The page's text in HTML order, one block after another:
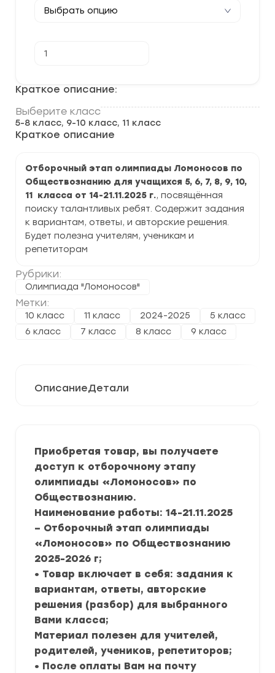
Краткое описание:
Выберите класс
5-8 класс, 9-10 класс, 11 класс
Краткое описание
Отборочный этап олимпиады Ломоносов по
Обществознанию для учащихся 5, 6, 7, 8, 9, 10,
11 класса от 14-21.11.2025 г., посвящённая
поиску талантливых ребят. Содержит задания
к вариантам, ответы, и авторские решения.
Будет полезна учителям, ученикам и
репетиторам
Рубрики:
Олимпиада "Ломоносов"
Метки:
10 класс 11 класс 2024-2025
5 класс
6 класс
7 класс 8 класс 9 класс
товара
Отборочный
этап
олимпиады
“Ломоносов”
по
Обществознанию
ответы
ОписаниеДетали
Приобретая товар, вы получаете
доступ к отборочному этапу
олимпиады «Ломоносов» по
Обществознанию.
Наименование работы: 14-21.11.2025
– Отборочный этап олимпиады
«Ломоносов» по Обществознанию
2025-2026 г;
• Товар включает в себя: задания к
вариантам, ответы, авторские
решения (разбор) для выбранного
Вами класса;
Материал полезен для учителей,
родителей, учеников, репетиторов;
• После оплаты Вам на почту